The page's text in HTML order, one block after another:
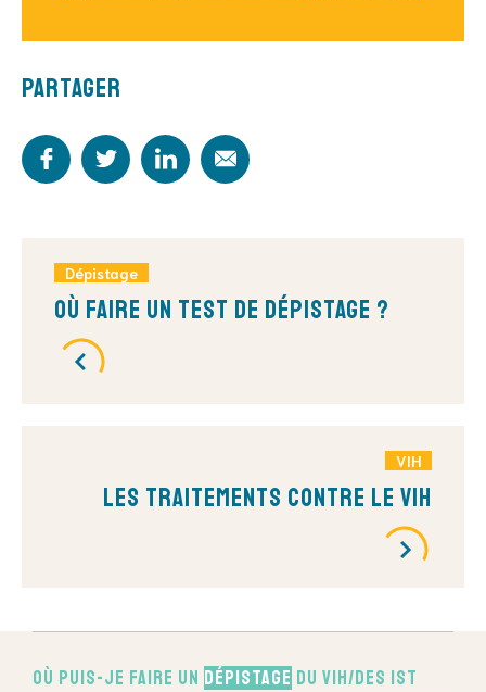
Où puis-je faire un dépistage du VIH/des IST
Partager
Dépistage
Où faire un test de dépistage ?
VIH
Les traitements contre le VIH